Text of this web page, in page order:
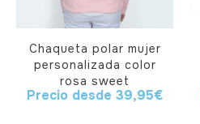
Chaqueta polar mujer
personalizada color
rosa sweet
Precio desde 39,95€